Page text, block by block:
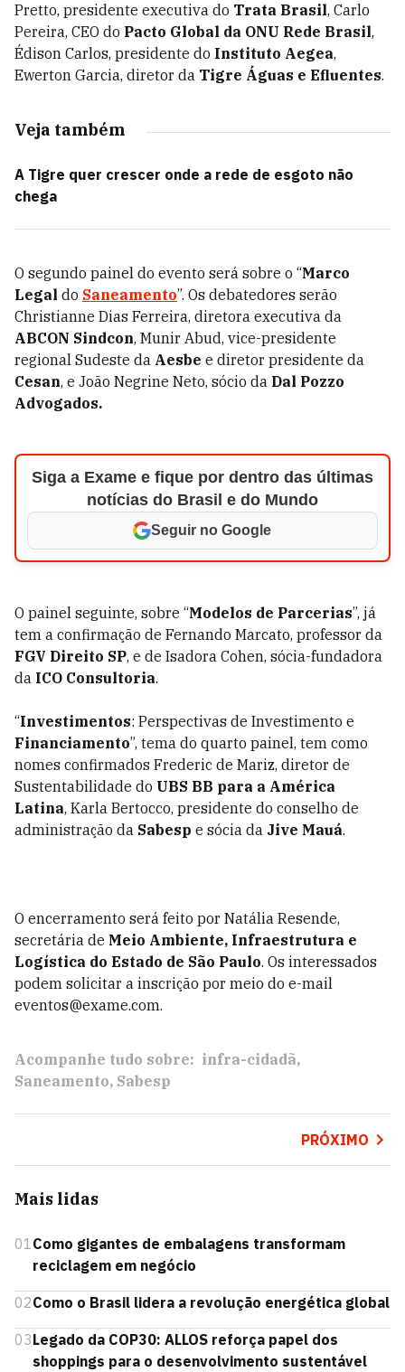
Pretto, presidente executiva do Trata Brasil, Carlo
Pereira, CEO do Pacto Global da ONU Rede Brasil,
Édison Carlos, presidente do Instituto Aegea,
Ewerton Garcia, diretor da Tigre Águas e Efluentes.
Veja também
A Tigre quer crescer onde a rede de esgoto não
chega
O segundo painel do evento será sobre o “Marco
Legal do Saneamento”. Os debatedores serão
Christianne Dias Ferreira, diretora executiva da
ABCON Sindcon, Munir Abud, vice-presidente
regional Sudeste da Aesbe e diretor presidente da
Cesan, e João Negrine Neto, sócio da Dal Pozzo
Advogados.
Siga a Exame e fique por dentro das últimas
notícias do Brasil e do Mundo
Seguir no Google
O painel seguinte, sobre “Modelos de Parcerias”, já
tem a confirmação de Fernando Marcato, professor da
FGV Direito SP, e de Isadora Cohen, sócia-fundadora
da ICO Consultoria.
“Investimentos: Perspectivas de Investimento e
Financiamento”, tema do quarto painel, tem como
nomes confirmados Frederic de Mariz, diretor de
Sustentabilidade do UBS BB para a América
Latina, Karla Bertocco, presidente do conselho de
administração da Sabesp e sócia da Jive Mauá.
O encerramento será feito por Natália Resende,
secretária de Meio Ambiente, Infraestrutura e
Logística do Estado de São Paulo. Os interessados
podem solicitar a inscrição por meio do e-mail
eventos@exame.com.
Acompanhe tudo sobre: infra-cidadã
Saneamento Sabesp
PRÓXIMO
Mais lidas
01Como gigantes de embalagens transformam
reciclagem em negócio
02Como o Brasil lidera a revolução energética global
03Legado da COP30: ALLOS reforça papel dos
shoppings para o desenvolvimento sustentável